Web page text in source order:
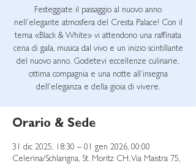
Festeggiate il passaggio al nuovo anno
nell’elegante atmosfera del Cresta Palace! Con il
tema «Black & White» vi attendono una raffinata
cena di gala, musica dal vivo e un inizio scintillante
del nuovo anno. Godetevi eccellenze culinarie,
ottima compagnia e una notte all’insegna
Orario & Sede
31 dic 2025, 18:30 – 01 gen 2026, 00:00
Celerina/Schlarigna, St. Moritz CH, Via Maistra 75,